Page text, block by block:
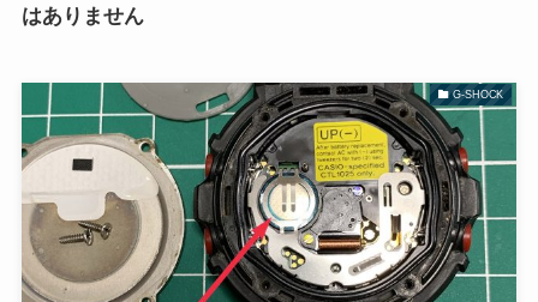
はありません
G-SHOCK